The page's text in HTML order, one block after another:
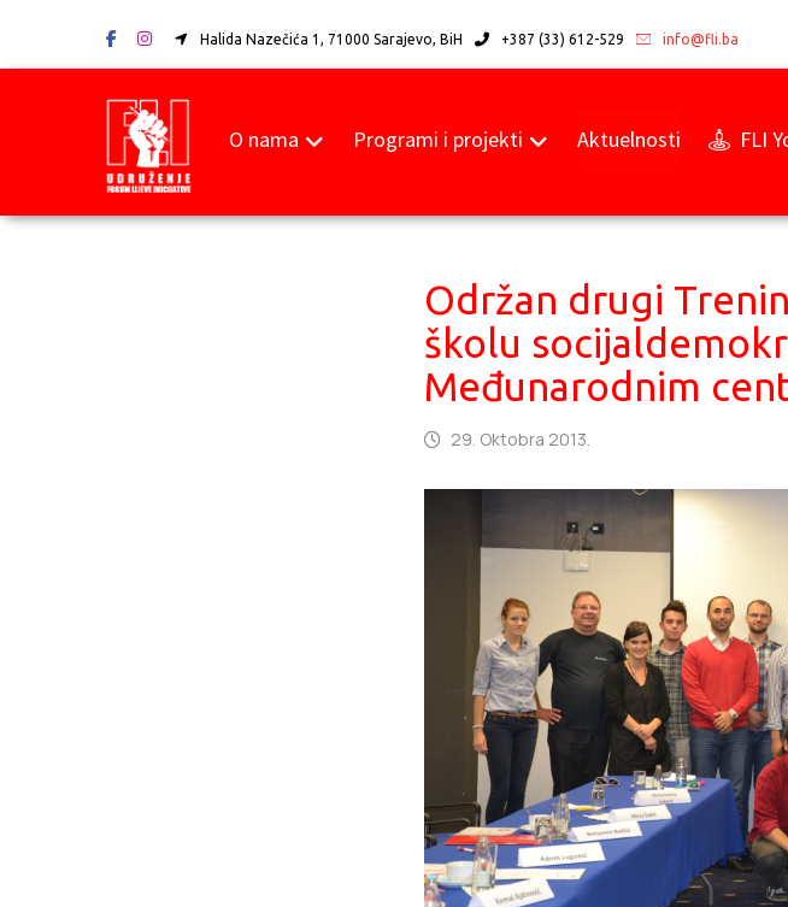
Halida Nazečića 1, 71000 Sarajevo, BiH +387 (33) 612-529 info@fli.ba
O nama Programi i projekti Aktuelnosti FLI
Održan drugi
školu
Međunarodnim
29. Oktobra 2013.